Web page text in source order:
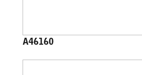
A46160